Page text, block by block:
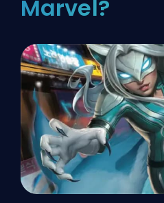
Marvel?